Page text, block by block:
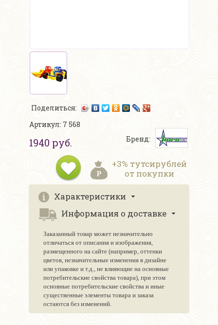
Поделиться:
Артикул: 7 568
1940 руб. Бренд:
+3% тутсирублей
от покупки
Характеристики
Информация о доставке
Заказанный товар может незначительно
отличаться от описания и изображения,
размещенного на сайте (например, оттенки
цветов, незначительные изменения в дизайне
или упаковке и т.д., не влияющие на основные
потребительские свойства товара), при этом
основные потребительские свойства и иные
существенные элементы товара и заказа
остаются без изменений.